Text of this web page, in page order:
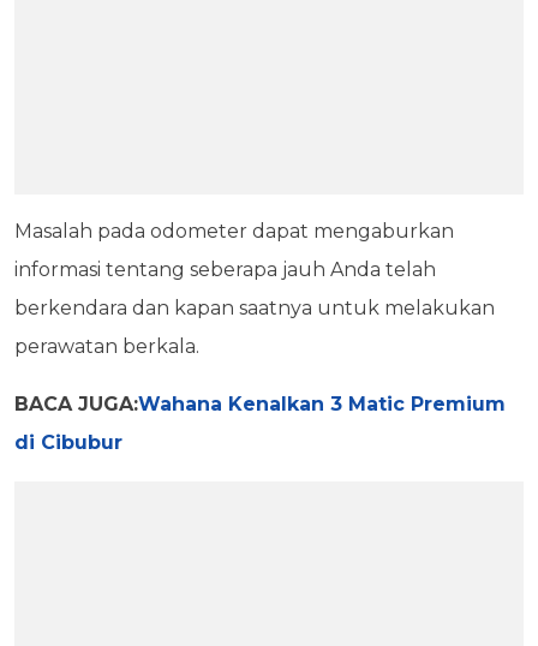
Masalah pada odometer dapat mengaburkan
informasi tentang seberapa jauh Anda telah
berkendara dan kapan saatnya untuk melakukan
perawatan berkala.
BACA JUGA:Wahana Kenalkan 3 Matic Premium
di Cibubur